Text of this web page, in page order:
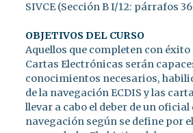
SIVCE (Sección B I/12: párrafos
OBJETIVOS DEL CURSO
Aquellos que completen con éxito
Cartas Electrónicas serán
conocimientos necesarios,
de la navegación ECDIS y las
llevar a cabo el deber de un
navegación según se define por